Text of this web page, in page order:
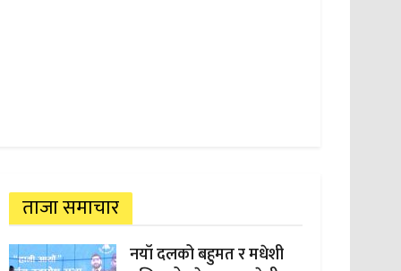
ताजा समाचार
नयाँ दलको बहुमत र मधेशी